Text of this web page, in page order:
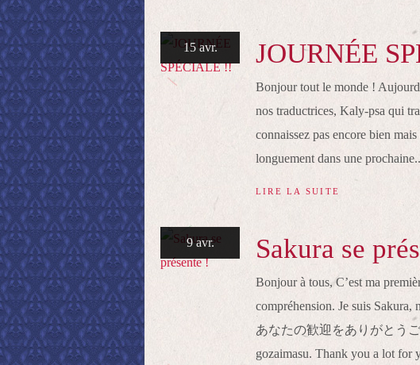
15 avr. JOURNÉE
Bonjour tout le monde !
nos traductrices, Kaly-psa qui
connaissez pas encore bien
longuement dans une
LIRE LA SUITE
9 avr. Sakura se
Bonjour à tous, C’est ma
compréhension. Je suis
あなたの歓迎をありがとう
gozaimasu. Thank you a lot for